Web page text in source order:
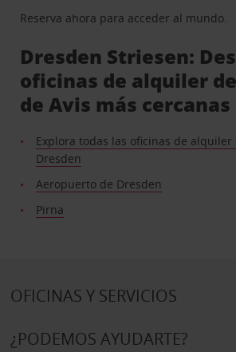
Reserva ahora para acceder al mundo.
Dresden Striesen:
oficinas de alquiler
de Avis más cercanas
Explora todas las oficinas de alquiler
Dresden
Aeropuerto de Dresden
Pirna
OFICINAS Y SERVICIOS
¿PODEMOS AYUDARTE?